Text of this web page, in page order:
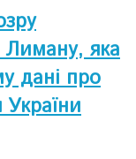
Лиману, яка
дані про